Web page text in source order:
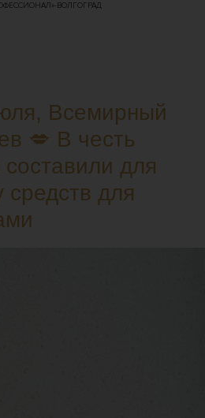
ВОЛГОГРАД
Всемирный
💋 В честь
для
средств для